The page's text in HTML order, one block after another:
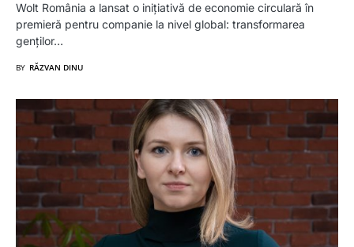
Wolt România a lansat o inițiativă de economie circulară în
premieră pentru companie la nivel global: transformarea
genților…
BY RĂZVAN DINU